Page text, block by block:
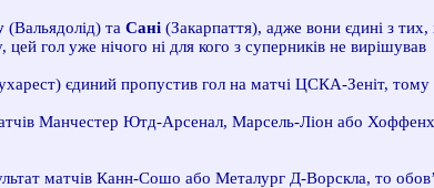
(Вальядолід) та Сані (Закарпаття), адже вони єдині з тих,
гол уже нічого ні для кого з суперників не вирішував
єдиний пропустив гол на матчі ЦСКА-Зеніт, тому
Манчестер Ютд-Арсенал, Марсель-Ліон або
матчів Канн-Сошо або Металург Д-Ворскла, то